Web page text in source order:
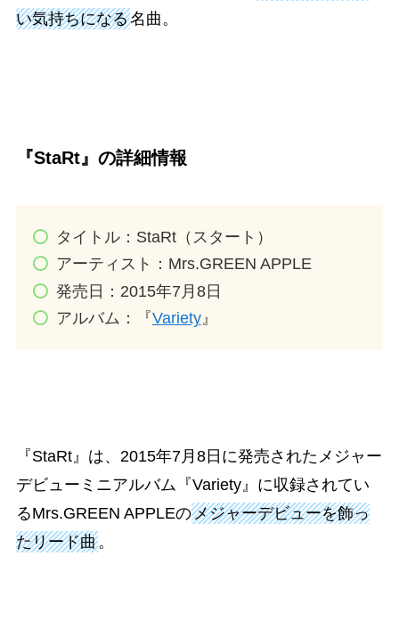
い気持ちになる名曲。
『StaRt』の詳細情報
タイトル：StaRt（スタート）
アーティスト：Mrs.GREEN APPLE
発売日：2015年7月8日
アルバム：『Variety』
『StaRt』は、2015年7月8日に発売されたメジャー
デビューミニアルバム『Variety』に収録されてい
るMrs.GREEN APPLEのメジャーデビューを飾っ
たリード曲。